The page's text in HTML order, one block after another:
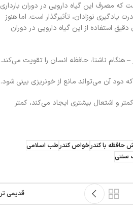
مصرف این گیاه دارویی در دوران بارداری
نوزادان، تأثیرگذار است. اما هنوز
دقیق استفاده از این گیاه دارویی در دوران
هنگام ناشتا، حافظه انسان را تقویت می‌کند.
دود آن می‌تواند مانع از خونریزی بینی شود.
و اشتعال بیشتری ایجاد می‌کند، کمتر
حافظه با کندرخواص کندرطب اسلامی
سنتی
قدیمی تر